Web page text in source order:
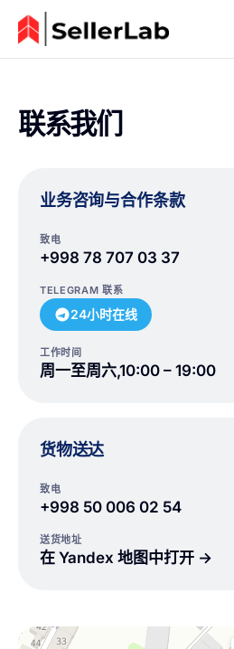
联系我们
业务咨询与合作条款
致电
+998 78 707 03 37
TELEGRAM 联系
24小时在线
工作时间
周一至周六,10:00 – 19:00
货物送达
致电
+998 50 006 02 54
送货地址
在 Yandex 地图中打开 →